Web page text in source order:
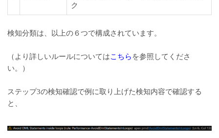
ク
検知分類は、以上の６つで構成されています。
（より詳しいルールについてはこちら を参照してくださ
い。）
ステップ3の検知確認で例に取り上げた検知内容で確認する
と、